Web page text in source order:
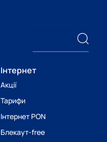
Інтернет
Акції
Тарифи
Інтернет PON
Блекаут-free